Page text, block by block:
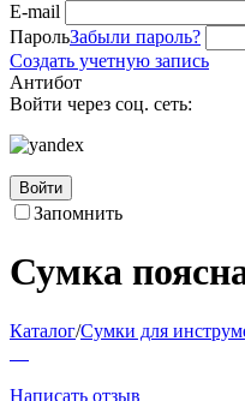
E-mail
ПарольЗабыли пароль?
Создать учетную запись
Антибот
Войти через соц. сеть:
Войти
Запомнить
Сумка
Каталог/Сумки для
Написать отзыв